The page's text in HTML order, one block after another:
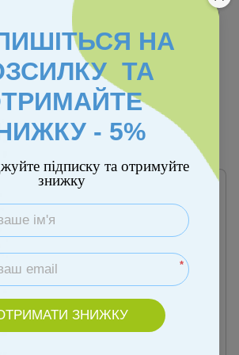
та миття посуду
пасти Ножниці та розчіски
За популярністю
НА
ТА
- 5%
підписку та отримуйте
знижку
*
ЗНИЖКУ